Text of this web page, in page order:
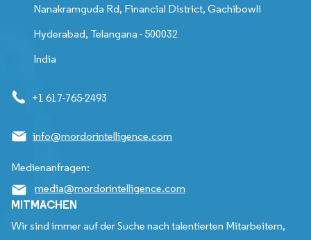
Nanakramguda Rd, Financial District, Gachibowli
Hyderabad, Telangana - 500032
India
+1 617-765-2493
info@mordorintelligence.com
Medienanfragen:
media@mordorintelligence.com
MITMACHEN
Wir sind immer auf der Suche nach talentierten Mitarbeitern,